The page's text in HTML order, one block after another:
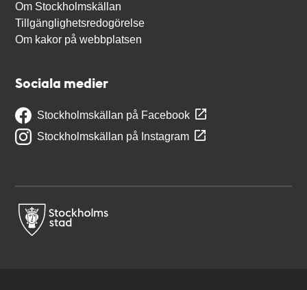
Om Stockholmskällan
Tillgänglighetsredogörelse
Om kakor på webbplatsen
Sociala medier
Stockholmskällan på Facebook
Stockholmskällan på Instagram